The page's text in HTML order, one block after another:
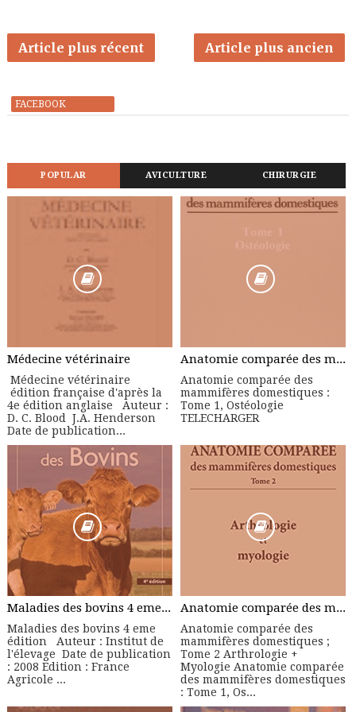
Article plus récent Article plus ancien
FACEBOOK
POPULAR AVICULTURE CHIRURGIE
Médecine vétérinaire
Médecine vétérinaire
édition française d'après la
4e édition anglaise Auteur :
D. C. Blood J.A. Henderson
Date de publication...
Anatomie comparée des mammifères domestiques : Tome 1, Ostéologie
Anatomie comparée des
mammifères domestiques :
Tome 1, Ostéologie
TELECHARGER
Maladies des bovins 4 eme édition - Manuel Pratique
Maladies des bovins 4 eme
édition Auteur : Institut de
l'élevage Date de publication
: 2008 Edition : France
Agricole ...
Anatomie comparée des mammifères domestiques ; Tome 2 Arthrologie + Myologie
Anatomie comparée des
mammifères domestiques ;
Tome 2 Arthrologie +
Myologie Anatomie comparée
des mammifères domestiques
: Tome 1, Os...